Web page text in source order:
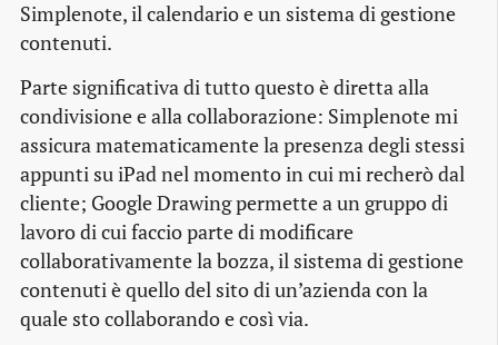
Simplenote, il calendario e un sistema di gestione
contenuti.
Parte significativa di tutto questo è diretta alla
condivisione e alla collaborazione: Simplenote mi
assicura matematicamente la presenza degli stessi
appunti su iPad nel momento in cui mi recherò dal
cliente; Google Drawing permette a un gruppo di
lavoro di cui faccio parte di modificare
collaborativamente la bozza, il sistema di gestione
contenuti è quello del sito di un’azienda con la
quale sto collaborando e così via.